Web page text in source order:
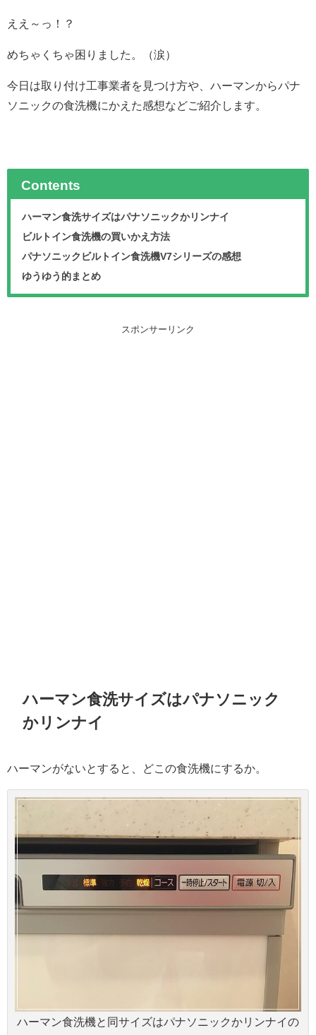
ええ～っ！？
めちゃくちゃ困りました。（涙）
今日は取り付け工事業者を見つけ方や、ハーマンからパナ
ソニックの食洗機にかえた感想などご紹介します。
Contents
ハーマン食洗サイズはパナソニックかリンナイ
ビルトイン食洗機の買いかえ方法
パナソニックビルトイン食洗機V7シリーズの感想
ゆうゆう的まとめ
スポンサーリンク
ハーマン食洗サイズはパナソニック
かリンナイ
ハーマンがないとすると、どこの食洗機にするか。
ハーマン食洗機と同サイズはパナソニックかリンナイの